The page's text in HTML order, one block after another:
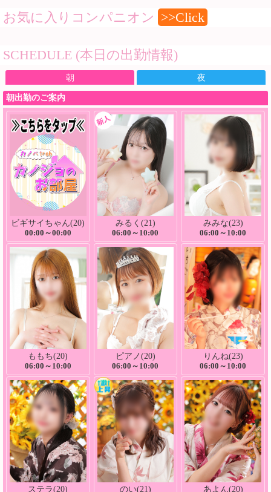
お気に入りコンパニオン >>Click
SCHEDULE (本日の出勤情報)
朝 夜
朝出勤のご案内
ビギサイちゃん(20)
00:00～00:00
みるく(21)
06:00～10:00
みみな(23)
06:00～10:00
ももち(20)
06:00～10:00
ピアノ(20)
06:00～10:00
りんね(23)
06:00～10:00
ステラ(20) のい(21) あよん(20)